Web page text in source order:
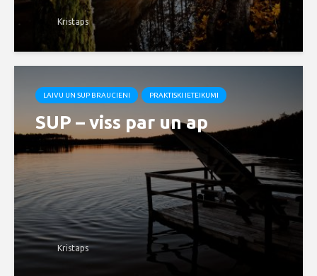
Kristaps
LAIVU UN SUP BRAUCIENI PRAKTISKI IETEIKUMI
SUP – viss par un ap
Kristaps